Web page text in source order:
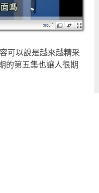
可以說是越來越精采
的第五集也讓人很期